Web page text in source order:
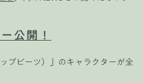
公開！
プビーツ）」のキャラクターが全